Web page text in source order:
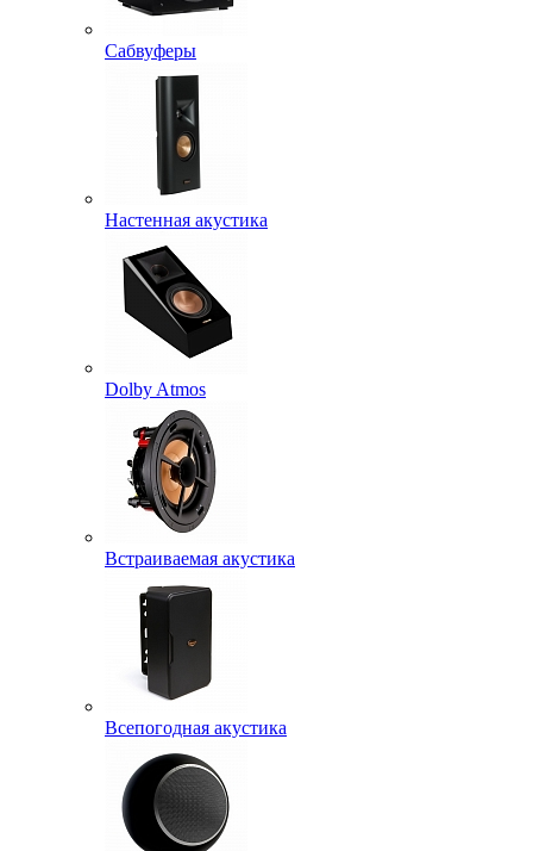
Сабвуферы
Настенная акустика
Dolby Atmos
Встраиваемая акустика
Всепогодная акустика